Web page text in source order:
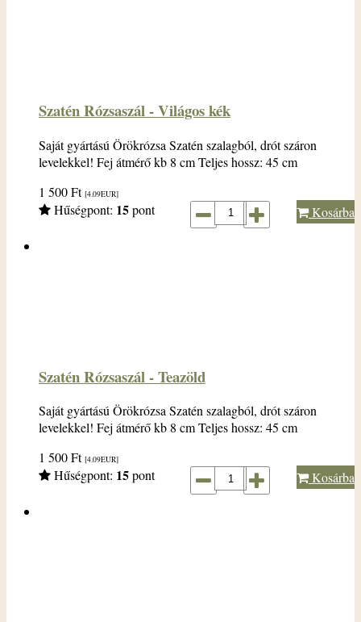
Szatén Rózsaszál - Világos kék
Saját gyártású Örökrózsa Szatén szalagból, drót száron
levelekkel! Fej átmérő kb 8 cm Teljes hossz: 45 cm
1 500Ft [4.09EUR]
Hűségpont: 15pont Kosárba
Szatén Rózsaszál - Teazöld
Saját gyártású Örökrózsa Szatén szalagból, drót száron
levelekkel! Fej átmérő kb 8 cm Teljes hossz: 45 cm
1 500Ft [4.09EUR]
Hűségpont: 15pont Kosárba